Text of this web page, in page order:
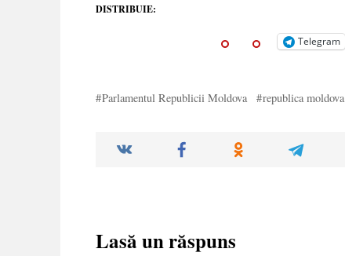
DISTRIBUIE:
Telegram
Parlamentul Republicii Moldova republica moldova
Lasă un răspuns